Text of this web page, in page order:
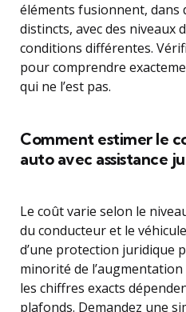
éléments fusionnent, dans
distincts, avec des niveaux
conditions différentes.
pour comprendre
qui ne l’est pas.
Comment estimer le
auto avec assistance
Le coût varie selon le
du conducteur et le
d’une protection juridique
minorité de
les chiffres exacts
plafonds. Demandez une